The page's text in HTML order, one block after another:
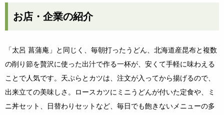
お店・企業の紹介
「太呂 菖蒲庵」と同じく、毎朝打ったうどん、北海道産昆布と複数
の削り節を贅沢に使った出汁で作る一杯が、安くて手軽に味わえる
ことで人気です。天ぷらとカツは、注文が入ってから揚げるので、
出来立ての美味しさ。ロースカツにミニうどんが付いた定食や、ミ
ニ丼セット、日替わりセットなど、毎日でも飽きないメニューの多